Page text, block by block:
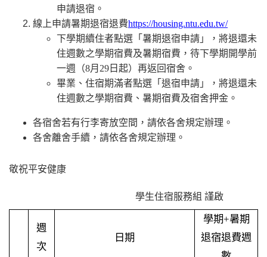
申請退宿。
線上申請暑期退宿退費https://housing.ntu.edu.tw/
下學期續住者點選「暑期退宿申請」，將退還未
住週數之學期宿費及暑期宿費，待下學期開學前
一週（8月29日起）再返回宿舍。
畢業、住宿期滿者點選「退宿申請」，將退還未
住週數之學期宿費、暑期宿費及宿舍押金。
各宿舍若有行李寄放空間，請依各舍規定辦理。
各舍離舍手續，請依各舍規定辦理。
敬祝平安健康
學生住宿服務組 謹啟
週
次
日期
學期+暑期
退宿退費週